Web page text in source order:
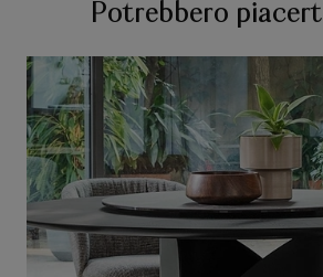
Potrebbero